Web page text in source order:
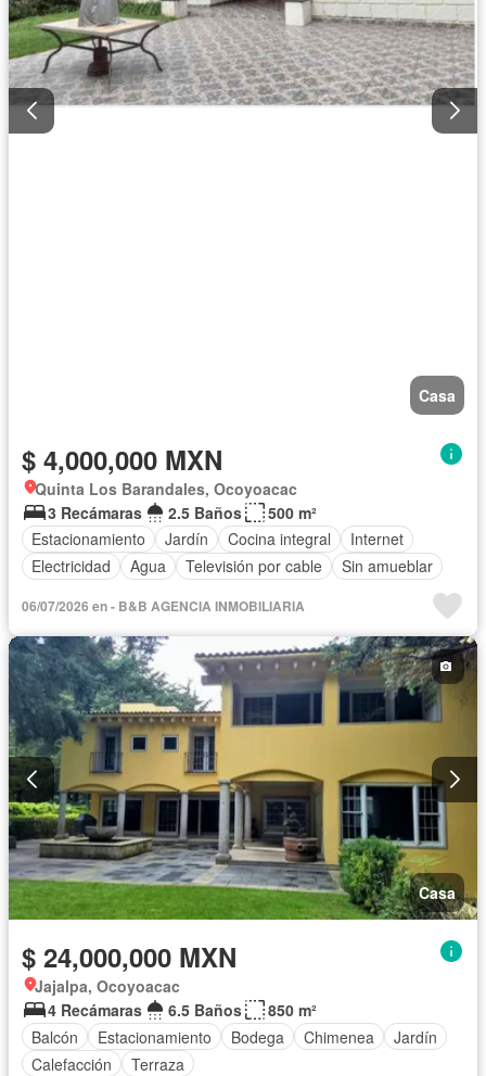
Casa
$ 4,000,000 MXN
Quinta Los Barandales, Ocoyoacac
3 Recámaras
2.5 Baños
500 m²
Estacionamiento
Jardín Cocina integral
Internet
Electricidad
Agua Televisión por cable Sin amueblar
06/07/2026 en - B&B AGENCIA INMOBILIARIA
Casa
$ 24,000,000 MXN
Jajalpa, Ocoyoacac
4 Recámaras
6.5 Baños
850 m²
Balcón
Estacionamiento Bodega Chimenea
Jardín
Calefacción
Terraza